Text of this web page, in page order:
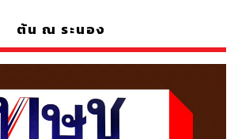
ต้น ณ ระนอง